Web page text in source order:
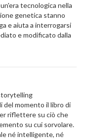
tecnologica nella
genetica stanno
e aiuta a interrogarsi
e modificato dalla
del momento il libro di
riflettere su ciò che
su cui sorvolare.
né intelligente, né